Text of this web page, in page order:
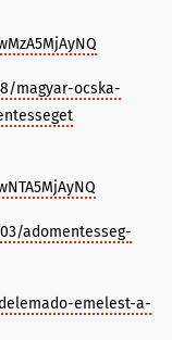
magyar-ocska-
adomentesseg-
emelest-a-